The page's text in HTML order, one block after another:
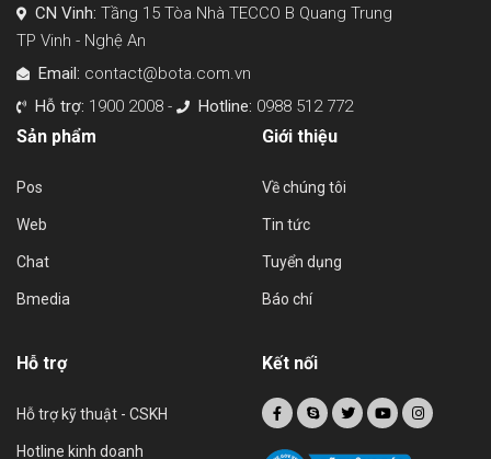
CN Vinh: Tầng 15 Tòa Nhà TECCO B Quang Trung
TP Vinh - Nghệ An
Email: contact@bota.com.vn
Hỗ trợ: 1900 2008 - Hotline: 0988 512 772
Sản phẩm
Pos
Web
Chat
Bmedia
Giới thiệu
Về chúng tôi
Tin tức
Tuyển dụng
Báo chí
Hỗ trợ
Hỗ trợ kỹ thuật - CSKH
Hotline kinh doanh
Kết nối